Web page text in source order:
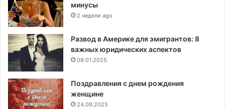
минусы
2 недели ago
Развод в Америке для эмигрантов: 8
важных юридических аспектов
09.01.2025
Поздравления с днем рождения
женщине
24.09.2025